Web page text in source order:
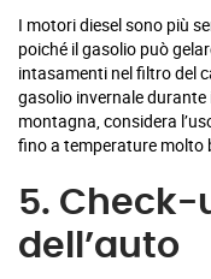
I motori diesel sono più
poiché il gasolio può
intasamenti nel filtro del
gasolio invernale durante
montagna, considera
fino a temperature molto
5.
dell’auto